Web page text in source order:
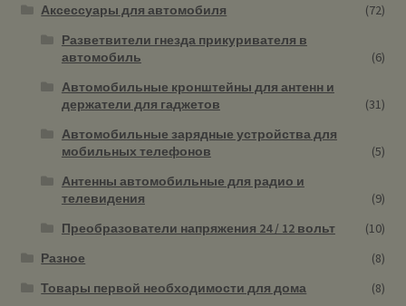
Аксессуары для автомобиля
(72)
Разветвители гнезда прикуривателя в
автомобиль
(6)
Автомобильные кронштейны для антенн и
держатели для гаджетов
(31)
Автомобильные зарядные устройства для
мобильных телефонов
(5)
Антенны автомобильные для радио и
телевидения
(9)
Преобразователи напряжения 24 / 12 вольт
(10)
Разное
(8)
Товары первой необходимости для дома
(8)